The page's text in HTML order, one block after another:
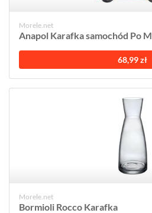
Morele.net
Anapol Karafka samochód Po
68,99 zł
Morele.net
Bormioli Rocco Karafka